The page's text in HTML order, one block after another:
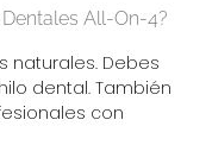
All-On-4?
naturales. Debes
dental. También
con